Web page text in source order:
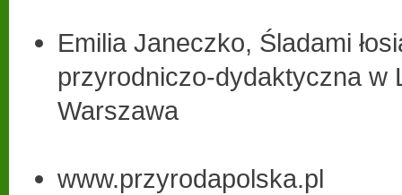
Emilia Janeczko, Śladami
przyrodniczo-dydaktyczna w
Warszawa
www.przyrodapolska.pl